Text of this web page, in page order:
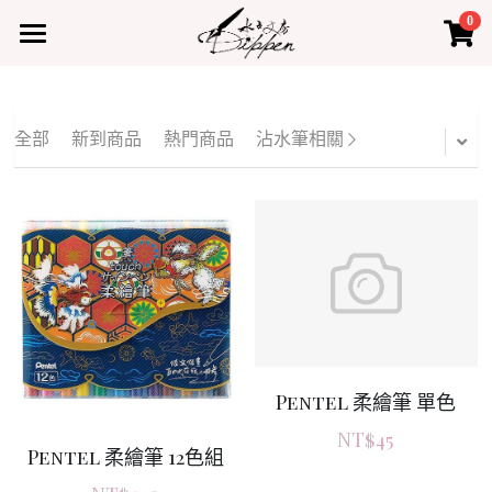
0
產品
聯絡我們
登錄
全部 新到商品 熱門商品 沾水筆相關
Pentel 柔繪筆 12色組
Pentel 柔繪筆 單色
NT$45
×
商品分類
熱門商品
×
部落格分類
最新課程
水占小教室